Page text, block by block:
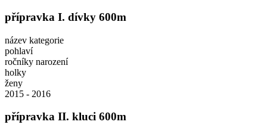
přípravka I. dívky 600m
název kategorie
pohlaví
ročníky narození
holky
ženy
2015 - 2016
přípravka II. kluci 600m